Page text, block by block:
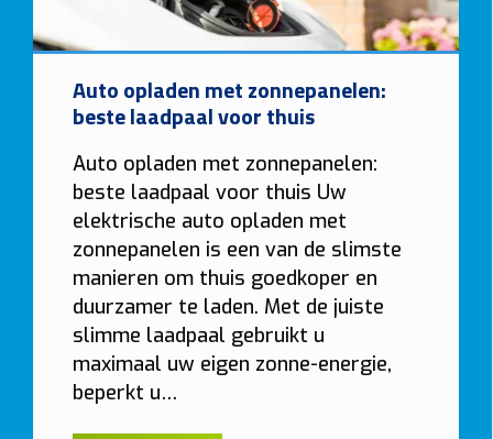
Auto opladen met zonnepanelen:
beste laadpaal voor thuis
Auto opladen met zonnepanelen:
beste laadpaal voor thuis Uw
elektrische auto opladen met
zonnepanelen is een van de slimste
manieren om thuis goedkoper en
duurzamer te laden. Met de juiste
slimme laadpaal gebruikt u
maximaal uw eigen zonne-energie,
beperkt u…